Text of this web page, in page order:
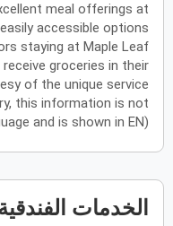
حالأحد نالاثنينثالثلاثاءر
أكتوبر
حالأحد نالاثنينثالثلاثاءر
الثلاثاء
meal offerings at
accessible options
staying at Maple Leaf
groceries in their
of the unique service
this information is not
and is shown in EN)
الخدمات